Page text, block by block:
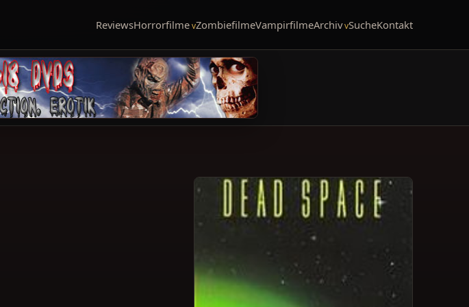
ReviewsHorrorfilme ZombiefilmeVampirfilmeArchiv SucheKontakt